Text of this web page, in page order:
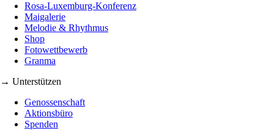
Rosa-Luxemburg-Konferenz
Maigalerie
Melodie & Rhythmus
Shop
Fotowettbewerb
Granma
→ Unterstützen
Genossenschaft
Aktionsbüro
Spenden